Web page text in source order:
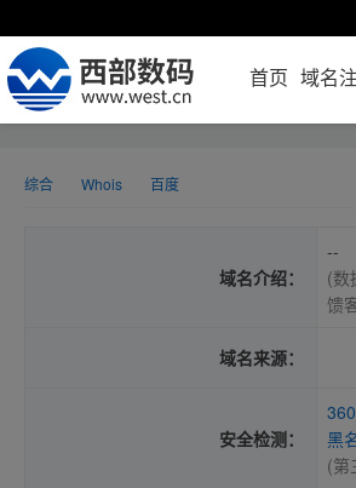
首页 域名
综合 Whois 百度
域名介绍：
--
(数
馈
域名来源：
安全检测：
黑
(第